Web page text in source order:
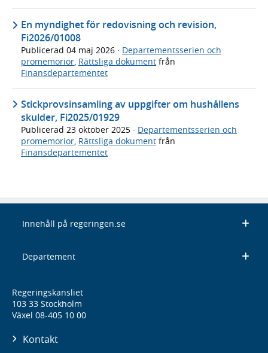
En myndighet för redovisning och revision,
Fi2026/01008
Publicerad 04 maj 2026 · Departementsserien och
promemorior, Rättsliga dokument från
Finansdepartementet
Stickprovsinsamling av uppgifter om hushållens
skulder, Fi2025/01929
Publicerad 23 oktober 2025 · Departementsserien och
promemorior, Rättsliga dokument från
Finansdepartementet
Innehåll på regeringen.se
Departement
Regeringskansliet
103 33 Stockholm
Växel 08-405 10 00
Kontakt